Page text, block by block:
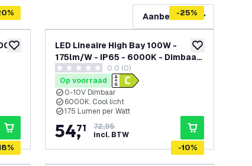
Aanbevolen
toevoegen aan verlanglijst
%
toevoegen
-25%
LED Lineaire High Bay 100W -
175lm/W - IP65 - 6000K - Dimbaar
- Lumileds Chips -
Magazijnverlichting - 5 jaar
garantie
0 score sterren0.0 (0)
Op voorraad
0-10V Dimbaar
6000K: Cool licht
175 Lumen per Watt
54,
71
72,95
incl. BTW
% -10%